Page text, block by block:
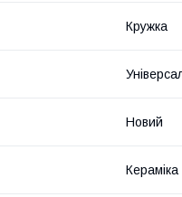
Кружка
Новий
Кераміка